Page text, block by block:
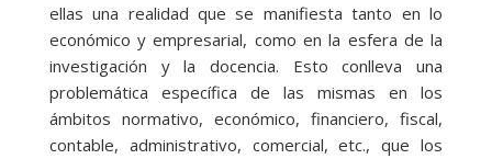
ellas una realidad que se manifiesta tanto en lo
económico y empresarial, como en la esfera de la
investigación y la docencia. Esto conlleva una
problemática específica de las mismas en los
ámbitos normativo, económico, financiero, fiscal,
contable, administrativo, comercial, etc., que los